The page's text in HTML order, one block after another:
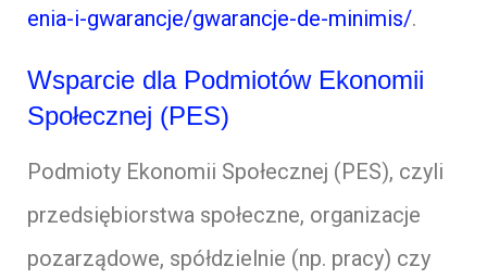
enia-i-gwarancje/gwarancje-de-minimis/.
Wsparcie dla Podmiotów Ekonomii
Społecznej (PES)
Podmioty Ekonomii Społecznej (PES), czyli
przedsiębiorstwa społeczne, organizacje
pozarządowe, spółdzielnie (np. pracy) czy